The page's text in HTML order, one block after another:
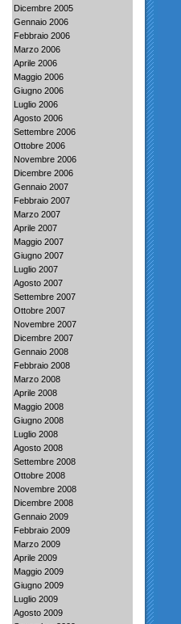
Dicembre 2005
Gennaio 2006
Febbraio 2006
Marzo 2006
Aprile 2006
Maggio 2006
Giugno 2006
Luglio 2006
Agosto 2006
Settembre 2006
Ottobre 2006
Novembre 2006
Dicembre 2006
Gennaio 2007
Febbraio 2007
Marzo 2007
Aprile 2007
Maggio 2007
Giugno 2007
Luglio 2007
Agosto 2007
Settembre 2007
Ottobre 2007
Novembre 2007
Dicembre 2007
Gennaio 2008
Febbraio 2008
Marzo 2008
Aprile 2008
Maggio 2008
Giugno 2008
Luglio 2008
Agosto 2008
Settembre 2008
Ottobre 2008
Novembre 2008
Dicembre 2008
Gennaio 2009
Febbraio 2009
Marzo 2009
Aprile 2009
Maggio 2009
Giugno 2009
Luglio 2009
Agosto 2009